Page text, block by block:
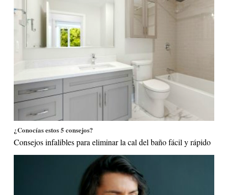
¿Conocías estos 5 consejos?
Consejos infalibles para eliminar la cal del baño fácil y rápido